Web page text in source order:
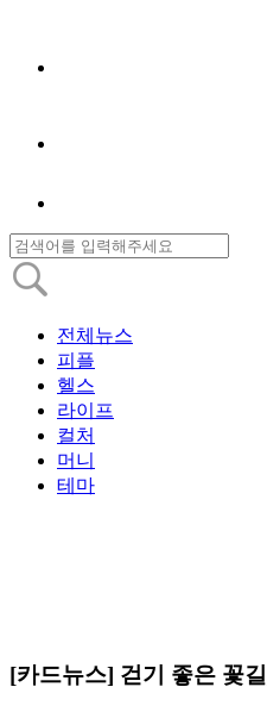
전체뉴스
피플
헬스
라이프
컬처
머니
테마
[카드뉴스] 걷기 좋은 꽃